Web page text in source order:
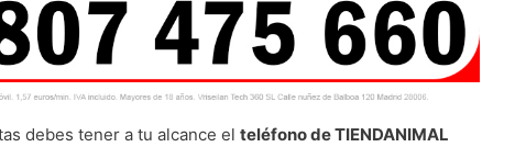
debes tener a tu alcance elteléfono de TIENDANIMAL